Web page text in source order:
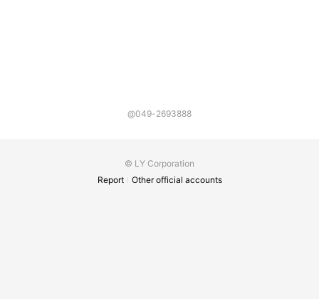
@049-2693888
© LY Corporation
Report
Other official accounts